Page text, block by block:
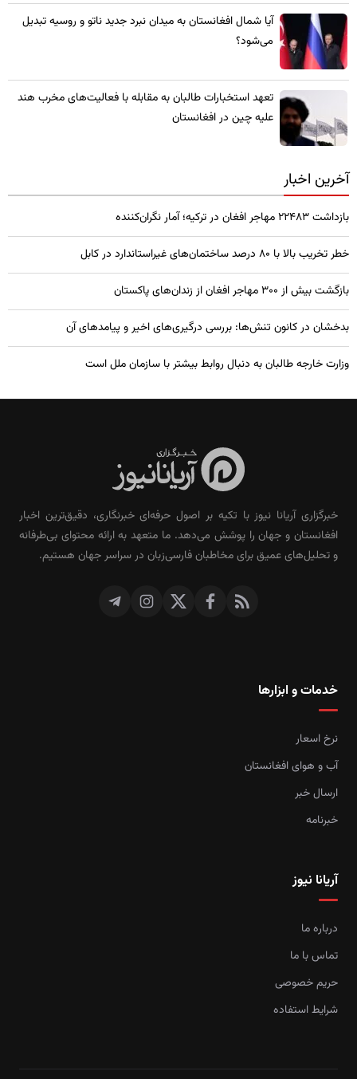
​آیا شمال افغانستان به میدان نبرد جدید ناتو و روسیه تبدیل
می‌شود؟
تعهد استخبارات طالبان به مقابله با فعالیت‌های مخرب هند
علیه چین در افغانستان
آخرین اخبار
بازداشت ۲۲۴۸۳ مهاجر افغان در ترکیه؛ آمار نگران‌کننده
خطر تخریب بالا با ۸۰ درصد ساختمان‌های غیراستاندارد در کابل
بازگشت بیش از ۳۰۰ مهاجر افغان از زندان‌های پاکستان
بدخشان در کانون تنش‌ها: بررسی درگیری‌های اخیر و پیامدهای آن
وزارت خارجه طالبان به دنبال روابط بیشتر با سازمان ملل است
خبرگزاری آریانا نیوز با تکیه بر اصول حرفه‌ای خبرنگاری، دقیق‌ترین اخبار
افغانستان و جهان را پوشش می‌دهد. ما متعهد به ارائه محتوای بی‌طرفانه
و تحلیل‌های عمیق برای مخاطبان فارسی‌زبان در سراسر جهان هستیم.
خدمات و ابزارها
نرخ اسعار
آب و هوای افغانستان
ارسال خبر
خبرنامه
آریانا نیوز
درباره ما
تماس با ما
حریم خصوصی
شرایط استفاده